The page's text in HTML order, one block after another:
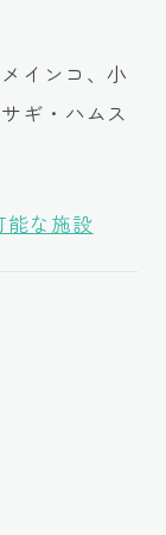
インコ、小
ギ・ハムス
能な施設